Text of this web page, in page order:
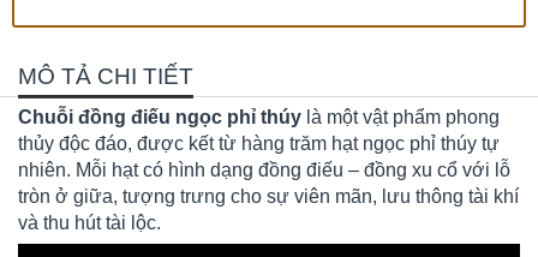
MÔ TẢ CHI TIẾT
Chuỗi đồng điếu ngọc phỉ thúy là một vật phẩm phong
thủy độc đáo, được kết từ hàng trăm hạt ngọc phỉ thúy tự
nhiên. Mỗi hạt có hình dạng đồng điếu – đồng xu cổ với lỗ
tròn ở giữa, tượng trưng cho sự viên mãn, lưu thông tài khí
và thu hút tài lộc.